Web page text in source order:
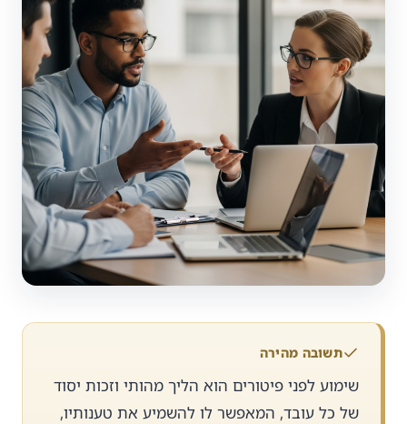
תשובה מהירה
שימוע לפני פיטורים הוא הליך מהותי וזכות יסוד
של כל עובד, המאפשר לו להשמיע את טענותיו,